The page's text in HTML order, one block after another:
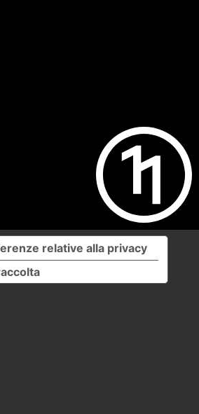
relative alla privacy